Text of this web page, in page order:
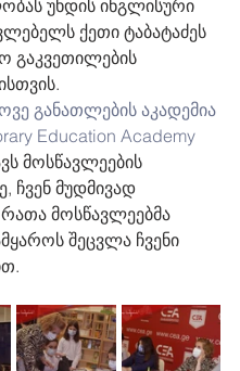
უხდის ინგლისური
ქეთი ტაბატაძეს
გაკვეთილების
განათლების აკადემია
Education Academy
მოსწავლეების
ჩვენ მუდმივად
მოსწავლეებმა
შეცვლა ჩვენი